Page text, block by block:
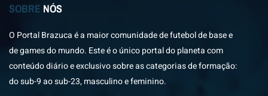
SOBRE NÓS
O Portal Brazuca é a maior comunidade de futebol de base e
de games do mundo. Este é o único portal do planeta com
conteúdo diário e exclusivo sobre as categorias de formação:
do sub-9 ao sub-23, masculino e feminino.